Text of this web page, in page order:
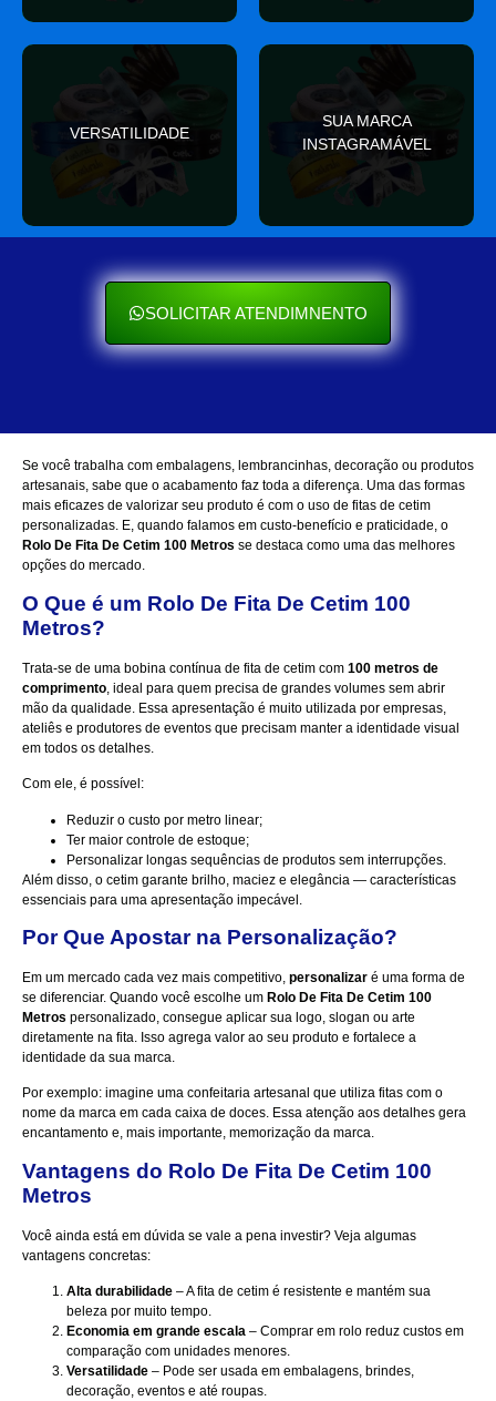
VERSATILIDADE
Se encaixa em qualquer
ocasião e sempre agrega
valor
SUA MARCA
INSTAGRAMÁVEL
Seu cliente ama mostrar
nas redes sociais
SOLICITAR ATENDIMNENTO
Se você trabalha com embalagens, lembrancinhas, decoração ou produtos
artesanais, sabe que o acabamento faz toda a diferença. Uma das formas
mais eficazes de valorizar seu produto é com o uso de fitas de cetim
personalizadas. E, quando falamos em custo-benefício e praticidade, o
Rolo De Fita De Cetim 100 Metros se destaca como uma das melhores
opções do mercado.
O Que é um Rolo De Fita De Cetim 100
Metros?
Trata-se de uma bobina contínua de fita de cetim com 100 metros de
comprimento, ideal para quem precisa de grandes volumes sem abrir
mão da qualidade. Essa apresentação é muito utilizada por empresas,
ateliês e produtores de eventos que precisam manter a identidade visual
em todos os detalhes.
Com ele, é possível:
Reduzir o custo por metro linear;
Ter maior controle de estoque;
Personalizar longas sequências de produtos sem interrupções.
Além disso, o cetim garante brilho, maciez e elegância — características
essenciais para uma apresentação impecável.
Por Que Apostar na Personalização?
Em um mercado cada vez mais competitivo, personalizar é uma forma de
se diferenciar. Quando você escolhe um Rolo De Fita De Cetim 100
Metros personalizado, consegue aplicar sua logo, slogan ou arte
diretamente na fita. Isso agrega valor ao seu produto e fortalece a
identidade da sua marca.
Por exemplo: imagine uma confeitaria artesanal que utiliza fitas com o
nome da marca em cada caixa de doces. Essa atenção aos detalhes gera
encantamento e, mais importante, memorização da marca.
Vantagens do Rolo De Fita De Cetim 100
Metros
Você ainda está em dúvida se vale a pena investir? Veja algumas
vantagens concretas:
Alta durabilidade – A fita de cetim é resistente e mantém sua
beleza por muito tempo.
Economia em grande escala – Comprar em rolo reduz custos em
comparação com unidades menores.
Versatilidade – Pode ser usada em embalagens, brindes,
decoração, eventos e até roupas.